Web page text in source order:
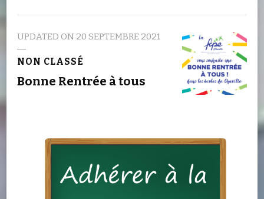
UPDATED ON 20 SEPTEMBRE 2021
NON CLASSÉ
Bonne Rentrée à tous